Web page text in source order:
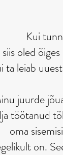
Kui
siis oled
ta leiab
juurde
töötanud
oma
on.